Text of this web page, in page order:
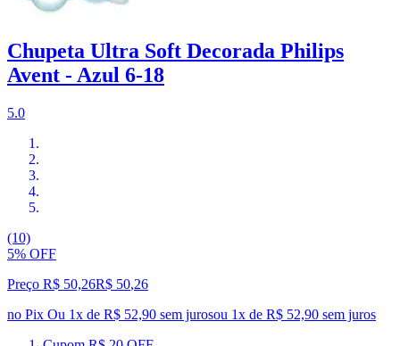
Chupeta Ultra Soft Decorada Philips
Avent - Azul 6-18
5.0
(10)
5% OFF
Preço R$ 50,26R$ 50,26
no Pix Ou 1x de R$ 52,90 sem jurosou 1x de R$ 52,90 sem juros